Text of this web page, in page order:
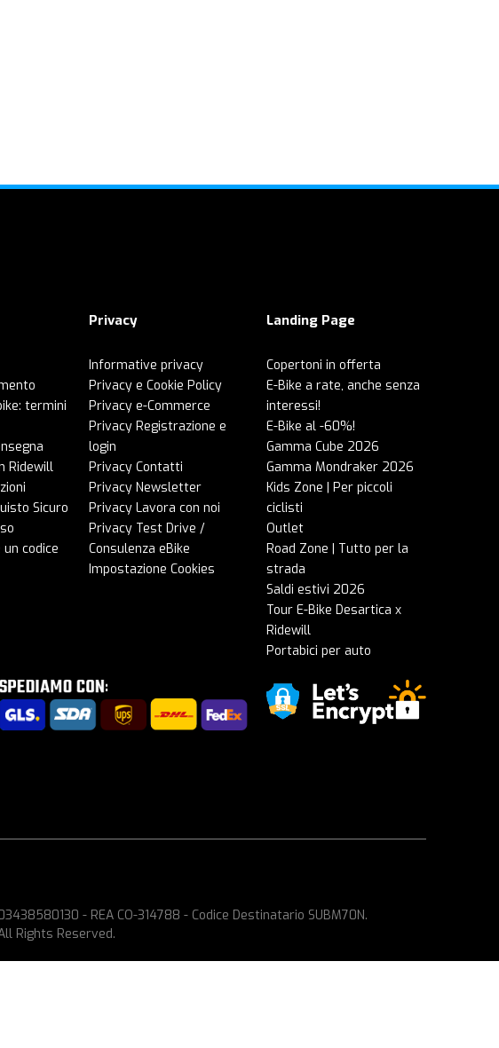
termini
Ridewill
Sicuro
codice
Privacy
Informative privacy
Privacy e Cookie Policy
Privacy e-Commerce
Privacy Registrazione e
login
Privacy Contatti
Privacy Newsletter
Privacy Lavora con noi
Privacy Test Drive /
Consulenza eBike
Impostazione Cookies
Landing Page
Copertoni in offerta
E-Bike a rate, anche senza
interessi!
E-Bike al -60%!
Gamma Cube 2026
Gamma Mondraker 2026
Kids Zone | Per piccoli
ciclisti
Outlet
Road Zone | Tutto per la
strada
Saldi estivi 2026
Tour E-Bike Desartica x
Ridewill
Portabici per auto
- REA CO-314788 - Codice Destinatario SUBM70N.
Rights Reserved.